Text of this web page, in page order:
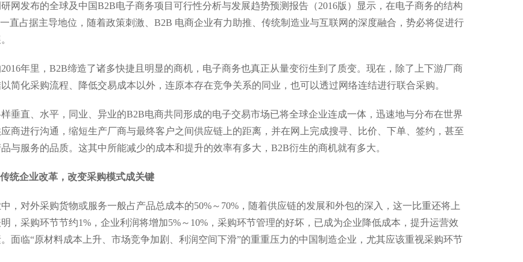
网发布的全球及中国B2B电子商务项目可行性分析与发展趋势预测报告（2016版）显示，在电子商务的结构
直占据主导地位，随着政策刺激、B2B 电商企业有力助推、传统制造业与互联网的深度融合，势必将促进行
年里，B2B缔造了诸多快捷且明显的商机，电子商务也真正从量变衍生到了质变。现在，除了上下游厂商
简化采购流程、降低交易成本以外，连原本存在竞争关系的同业，也可以透过网络连结进行联合采购。
垂直、水平，同业、异业的B2B电商共同形成的电子交易市场已将全球企业连成一体，迅速地与分布在世界
商进行沟通，缩短生产厂商与最终客户之间供应链上的距离，并在网上完成搜寻、比价、下单、签约，甚至
与服务的品质。这其中所能减少的成本和提升的效率有多大，B2B衍生的商机就有多大。
传统企业改革，改变采购模式成关键
，对外采购货物或服务一般占产品总成本的50%～70%，随着供应链的发展和外包的深入，这一比重还将上
，采购环节节约1%，企业利润将增加5%～10%，采购环节管理的好坏，已成为企业降低成本，提升运营效
面临“原材料成本上升、市场竞争加剧、利润空间下滑”的重重压力的中国制造企业，尤其应该重视采购环节